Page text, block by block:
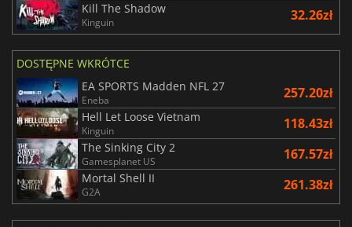
Kill The Shadow
Kinguin 32.26zł
DOSTĘPNE WKRÓTCE
EA SPORTS Madden NFL 27
Eneba 257.20zł
Hell Let Loose Vietnam
Kinguin 118.43zł
The Sinking City 2
Gamesplanet US 167.57zł
Mortal Shell II
G2A 261.38zł